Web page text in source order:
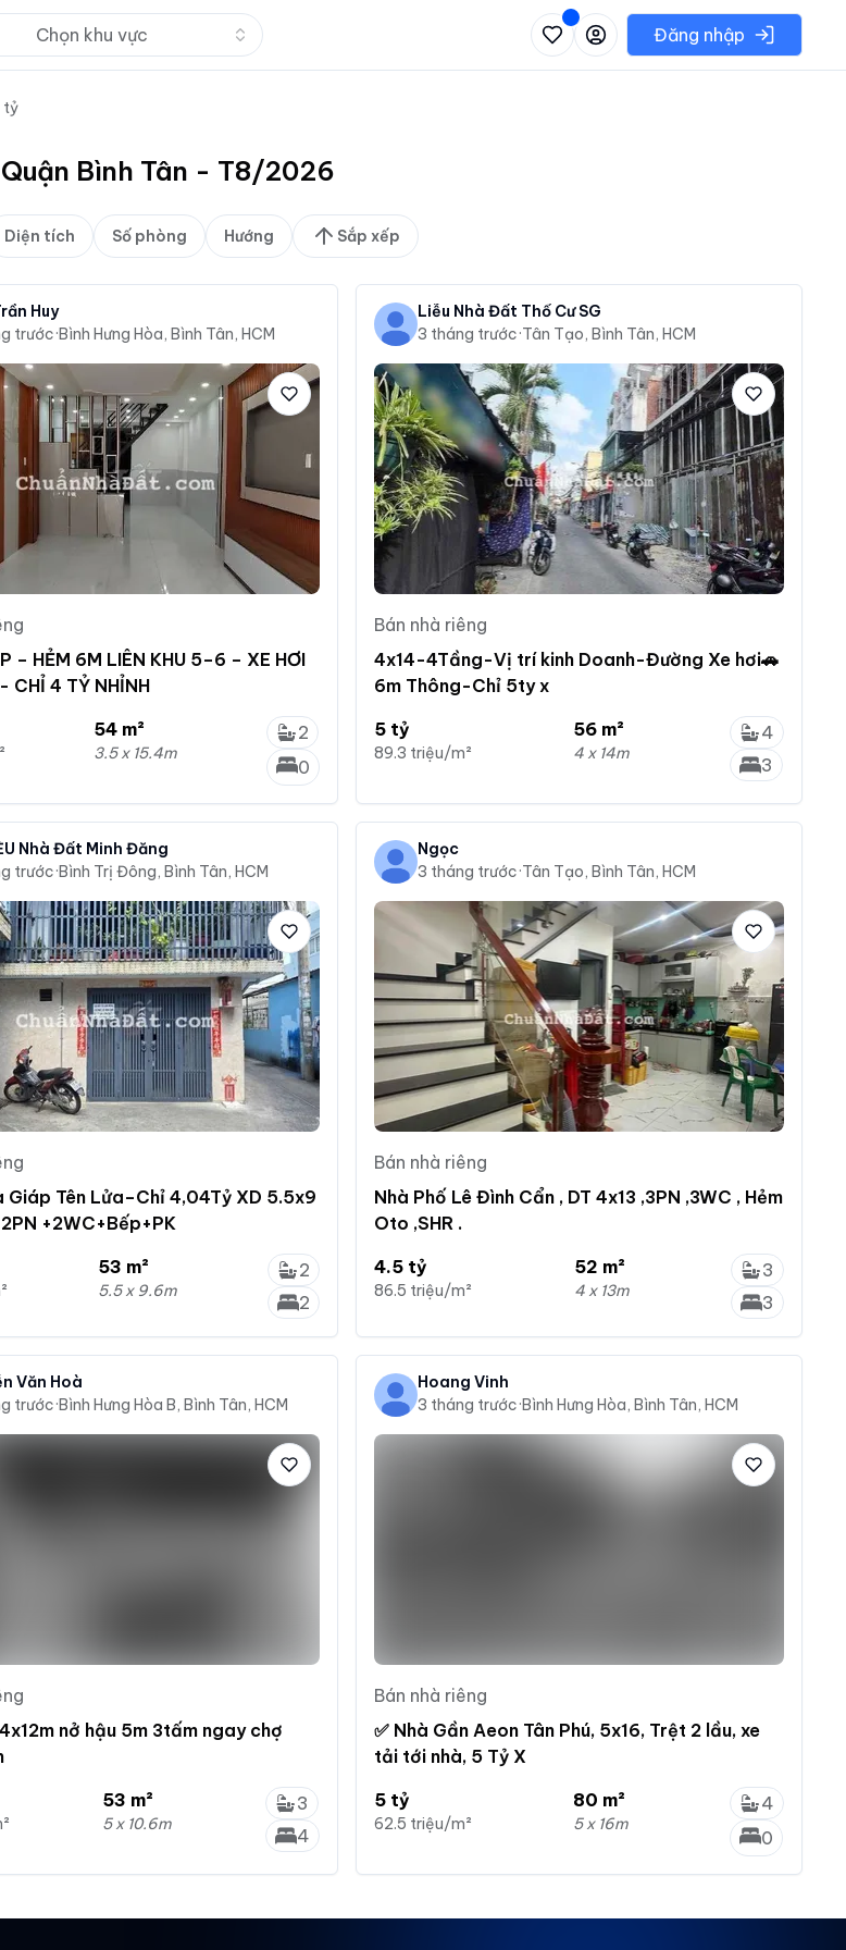
Chọn khu vực Nhấn để mở danh sách các khu vực có thể chọnĐăng nhập
tỷ
Bình Tân - T8/2026
Diện tích Số phòng Hướng Sắp xếp
Huy
trước·Bình Hưng Hòa, Bình Tân, HCM
– HẺM 6M LIÊN KHU 5–6 – XE HƠI
CHỈ 4 TỶ NHỈNH
54 m²
3.5 x 15.4m
2
0
Liễu Nhà Đất Thổ Cư SG
3 tháng trước·Tân Tạo, Bình Tân, HCM
Bán nhà riêng
4x14-4Tầng-Vị trí kinh Doanh-Đường Xe hơi🚗
6m Thông-Chỉ 5ty x
5 tỷ
89.3 triệu/m²
56 m²
4 x 14m
4
3
Nhà Đất Minh Đăng
trước·Bình Trị Đông, Bình Tân, HCM
Giáp Tên Lửa–Chỉ 4,04Tỷ XD 5.5x9
+2WC+Bếp+PK
53 m²
5.5 x 9.6m
2
2
Ngọc
3 tháng trước·Tân Tạo, Bình Tân, HCM
Bán nhà riêng
Nhà Phố Lê Đình Cẩn , DT 4x13 ,3PN ,3WC , Hẻm
Oto ,SHR .
4.5 tỷ
86.5 triệu/m²
52 m²
4 x 13m
3
3
Văn Hoà
trước·Bình Hưng Hòa B, Bình Tân, HCM
nở hậu 5m 3tấm ngay chợ
53 m²
5 x 10.6m
3
4
Hoang Vinh
3 tháng trước·Bình Hưng Hòa, Bình Tân, HCM
Bán nhà riêng
✅ Nhà Gần Aeon Tân Phú, 5x16, Trệt 2 lầu, xe
tải tới nhà, 5 Tỷ X
5 tỷ
62.5 triệu/m²
80 m²
5 x 16m
4
0